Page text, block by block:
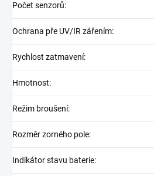
Počet senzorů:
Ochrana pře UV/IR zářením:
Rychlost zatmavení:
Hmotnost:
Režim broušení:
Rozměr zorného pole:
Indikátor stavu baterie: